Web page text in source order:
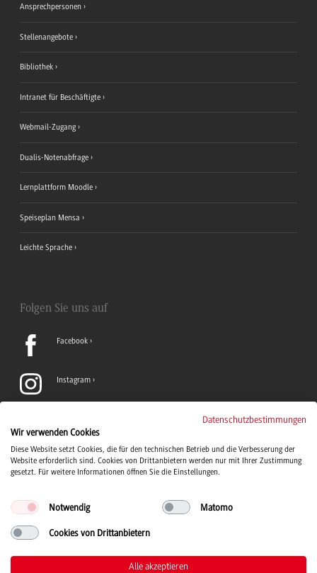
Ansprechpersonen
Stellenangebote
Bibliothek
Intranet für Beschäftigte
Webmail-Zugang
Dualis-Notenabfrage
Lernplattform Moodle
Speiseplan Mensa
Leichte Sprache
Folgen Sie uns auf
Facebook
Instagram
TikTok
© 2026 Duale Hochschule Baden-Württemberg
Datenschutzbestimmungen
Wir verwenden Cookies
Diese Website setzt Cookies, die für den technischen Betrieb und die Verbesserung der
Website erforderlich sind. Cookies von Drittanbietern werden nur mit Ihrer Zustimmung
gesetzt. Für weitere Informationen öffnen Sie die Einstellungen.
Notwendig Matomo
Cookies von Drittanbietern
Alle akzeptieren